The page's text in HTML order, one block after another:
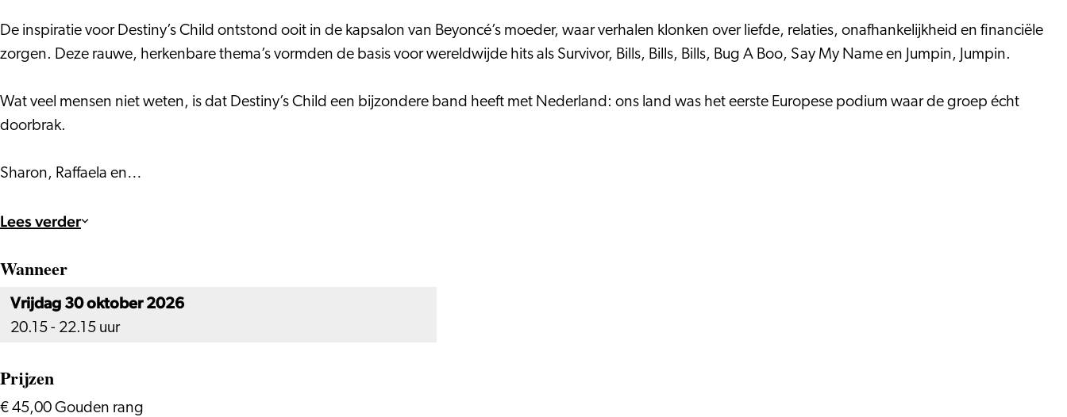
De inspiratie voor Destiny’s Child ontstond ooit in de kapsalon van Beyoncé’s moeder, waar verhalen klonken over liefde, relaties, onafhankelijkheid en financiële
zorgen. Deze rauwe, herkenbare thema’s vormden de basis voor wereldwijde hits als Survivor, Bills, Bills, Bills, Bug A Boo, Say My Name en Jumpin, Jumpin.
Wat veel mensen niet weten, is dat Destiny’s Child een bijzondere band heeft met Nederland: ons land was het eerste Europese podium waar de groep écht
doorbrak.
Sharon, Raffaela en…
Lees verder
Wanneer
Vrijdag 30 oktober 2026
20.15 - 22.15 uur
Prijzen
€ 45,00 Gouden rang